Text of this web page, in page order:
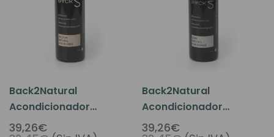
Back2Natural
Acondicionador
Potenciador Del Color
39,26€
Back2Natural
Acondicionador
Colorante Rubio Ceniza
39,26€